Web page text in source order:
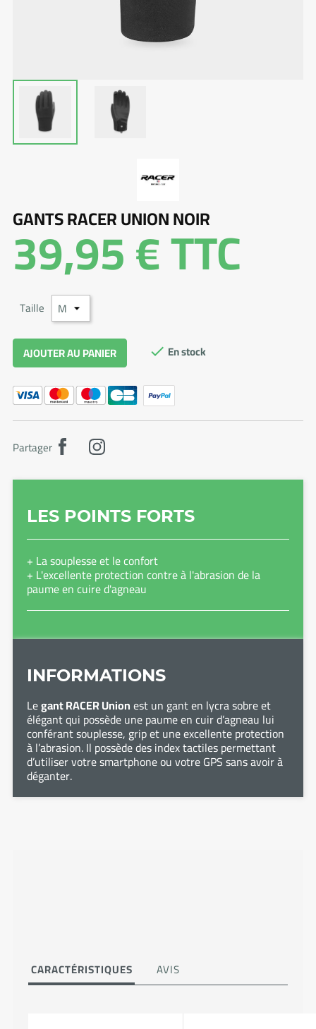
LES POINTS FORTS
+ La souplesse et le confort
+ L'excellente protection contre à l'abrasion de la
paume en cuire d'agneau
INFORMATIONS
Legant RACER Unionest un gant en lycra sobre et
élégant qui possède une paume en cuir d’agneau lui
conférant souplesse, grip et une excellente protection
à l’abrasion. Il possède des index tactiles permettant
d’utiliser votre smartphone ou votre GPS sans avoir à
déganter.
GANTS RACER UNION NOIR
39,95 €TTC
Taille
AJOUTER AU PANIER  En stock
Partager
CARACTÉRISTIQUES AVIS